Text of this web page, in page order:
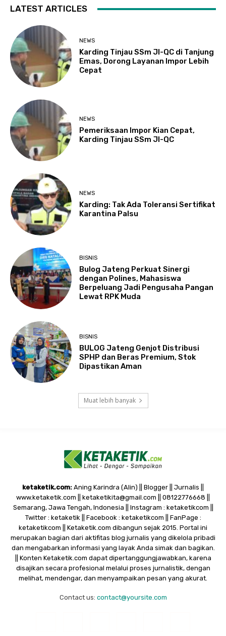
LATEST ARTICLES
NEWS
Karding Tinjau SSm JI-QC di Tanjung
Emas, Dorong Layanan Impor Lebih
Cepat
NEWS
Pemeriksaan Impor Kian Cepat,
Karding Tinjau SSm JI-QC
NEWS
Karding: Tak Ada Toleransi Sertifikat
Karantina Palsu
BISNIS
Bulog Jateng Perkuat Sinergi
dengan Polines, Mahasiswa
Berpeluang Jadi Pengusaha Pangan
Lewat RPK Muda
BISNIS
BULOG Jateng Genjot Distribusi
SPHP dan Beras Premium, Stok
Dipastikan Aman
Muat lebih banyak
ketaketik.com: Aning Karindra (Alin) || Blogger || Jurnalis ||
www.ketaketik.com || ketaketikita@gmail.com || 08122776668 ||
Semarang, Jawa Tengah, Indonesia || Instagram : ketaketikcom ||
Twitter : ketaketik || Facebook : ketaketikcom || FanPage :
ketaketikcom || Ketaketik.com dibangun sejak 2015. Portal ini
merupakan bagian dari aktifitas blog jurnalis yang dikelola pribadi
dan mengabarkan informasi yang layak Anda simak dan bagikan.
|| Konten Ketaketik.com dapat dipertanggungjawabkan, karena
disajikan secara profesional melalui proses jurnalistik, dengan
melihat, mendengar, dan menyampaikan pesan yang akurat.
Contact us: contact@yoursite.com